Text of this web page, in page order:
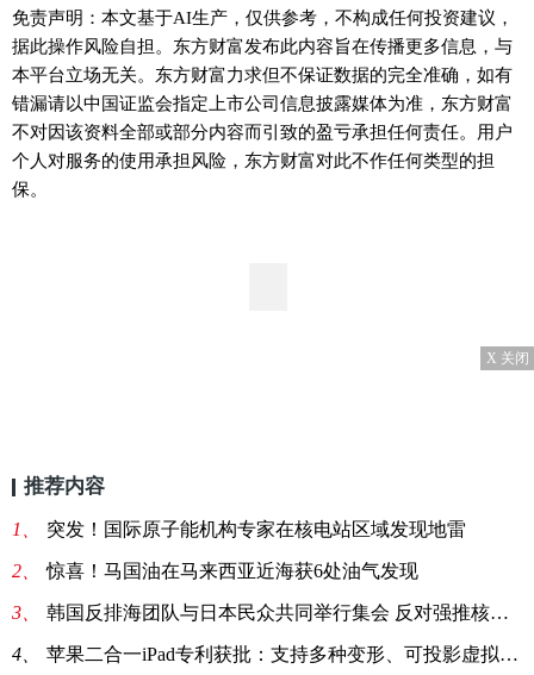
免责声明：本文基于AI生产，仅供参考，不构成任何投资建议，
据此操作风险自担。东方财富发布此内容旨在传播更多信息，与
本平台立场无关。东方财富力求但不保证数据的完全准确，如有
错漏请以中国证监会指定上市公司信息披露媒体为准，东方财富
不对因该资料全部或部分内容而引致的盈亏承担任何责任。用户
个人对服务的使用承担风险，东方财富对此不作任何类型的担
保。
X 关闭
推荐内容
1、 突发！国际原子能机构专家在核电站区域发现地雷
2、 惊喜！马国油在马来西亚近海获6处油气发现
3、 韩国反排海团队与日本民众共同举行集会 反对强推核污染水排海
4、 苹果二合一iPad专利获批：支持多种变形、可投影虚拟键盘